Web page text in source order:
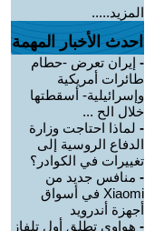
المزيد.....
احدث الأخبار المهمة
- إيران تعرض -حطام
طائرات أمريكية
وإسرائيلية- أسقطتها
خلال الح ...
- لماذا احتاجت وزارة
الدفاع الروسية إلى
تغييرات في الكوادر؟
- منافس جديد من
Xiaomi في أسواق
أجهزة أندرويد
- هواوي تطلق أول تلفاز